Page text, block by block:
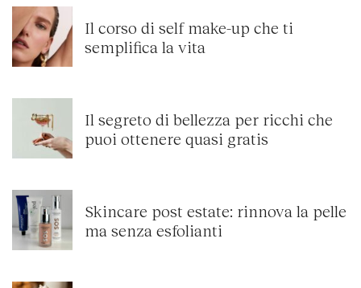
Il corso di self make-up che ti
semplifica la vita
Il segreto di bellezza per ricchi che
puoi ottenere quasi gratis
Skincare post estate: rinnova la pelle
ma senza esfolianti